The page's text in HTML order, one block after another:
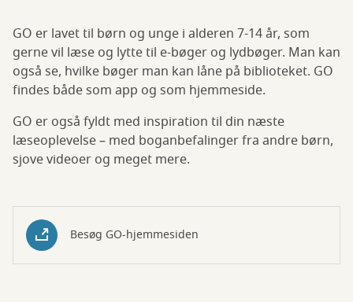
GO er lavet til børn og unge i alderen 7-14 år, som
gerne vil læse og lytte til e-bøger og lydbøger. Man kan
også se, hvilke bøger man kan låne på biblioteket. GO
findes både som app og som hjemmeside.
GO er også fyldt med inspiration til din næste
læseoplevelse – med boganbefalinger fra andre børn,
sjove videoer og meget mere.
Besøg GO-hjemmesiden